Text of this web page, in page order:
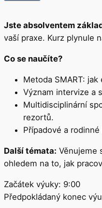
Jste absolventem
vaší praxe. Kurz plynule
Co se naučíte?
Metoda SMART:
Význam intervize a
Multidisciplinární
rezortů.
Případové a
Další témata: Věnujeme
ohledem na to, jak
Začátek výuky: 9:00
Předpokládaný konec